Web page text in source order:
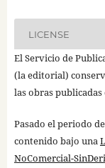
LICENSE
El Servicio de
(la editorial)
las obras
Pasado el periodo
contenido bajo una
NoComercial-